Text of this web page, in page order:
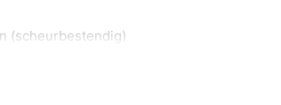
(scheurbestendig)